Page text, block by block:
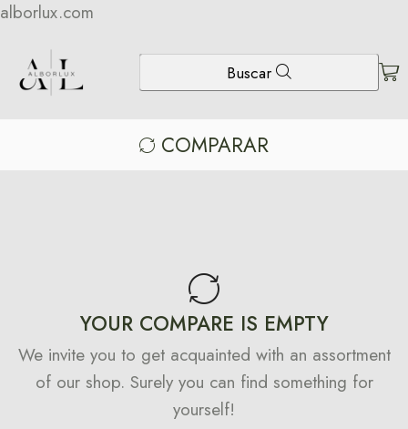
alborlux.com
Buscar
COMPARAR
YOUR COMPARE IS EMPTY
We invite you to get acquainted with an assortment
of our shop. Surely you can find something for
yourself!